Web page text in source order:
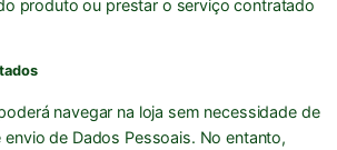
produto ou prestar o serviço contratado
navegar na loja sem necessidade de
de Dados Pessoais. No entanto,